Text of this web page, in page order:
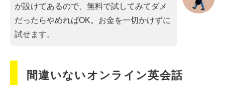
が設けてあるので、無料で試してみてダメ
だったらやめればOK。お金を一切かけずに
試せます。
間違いないオンライン英会話